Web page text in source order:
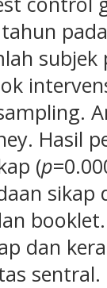
Hasil
(p
dan
sentral.